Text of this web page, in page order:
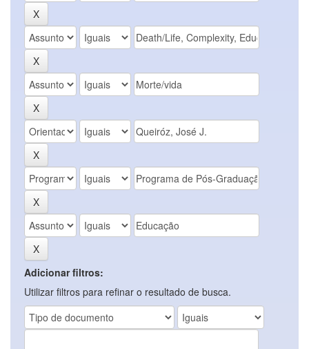
Adicionar filtros:
Utilizar filtros para refinar o resultado de busca.